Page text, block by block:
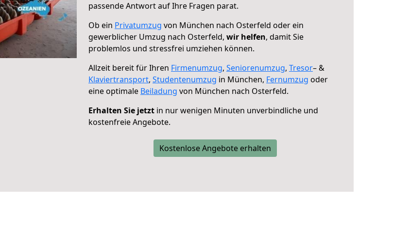
passende Antwort auf Ihre Fragen parat.
Ob ein Privatumzug von München nach Osterfeld oder ein
gewerblicher Umzug nach Osterfeld, wir helfen, damit Sie
problemlos und stressfrei umziehen können.
Allzeit bereit für Ihren Firmenumzug, Seniorenumzug, Tresor– &
Klaviertransport, Studentenumzug in München, Fernumzug oder
eine optimale Beiladung von München nach Osterfeld.
Erhalten Sie jetzt in nur wenigen Minuten unverbindliche und
kostenfreie Angebote.
Kostenlose Angebote erhalten